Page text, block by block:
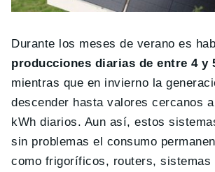
Durante los meses de verano es
producciones diarias de entre 4 y
mientras que en invierno la
descender hasta valores cercanos
kWh diarios. Aun así, estos
sin problemas el consumo
como frigoríficos, routers, sistemas